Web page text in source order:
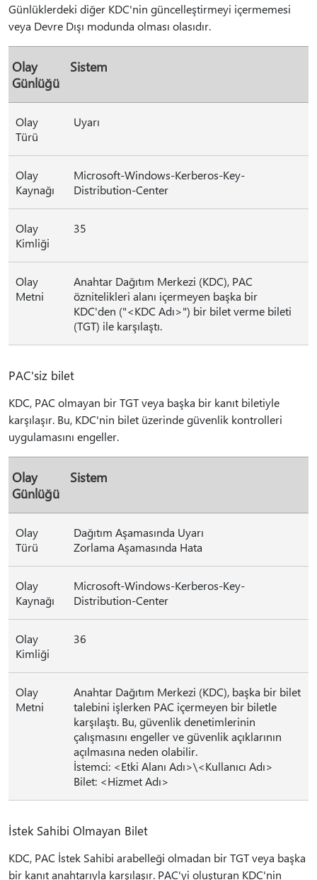
Günlüklerdeki diğer KDC'nin güncelleştirmeyi içermemesi
veya Devre Dışı modunda olması olasıdır.
Olay
Günlüğü
Sistem
Olay
Türü
Uyarı
Olay
Kaynağı
Microsoft-Windows-Kerberos-Key-
Distribution-Center
Olay
Kimliği
35
Olay
Metni
Anahtar Dağıtım Merkezi (KDC), PAC
öznitelikleri alanı içermeyen başka bir
KDC'den ("<KDC Adı>") bir bilet verme bileti
(TGT) ile karşılaştı.
PAC'siz bilet
KDC, PAC olmayan bir TGT veya başka bir kanıt biletiyle
karşılaşır. Bu, KDC'nin bilet üzerinde güvenlik kontrolleri
uygulamasını engeller.
Olay
Günlüğü
Sistem
Olay
Türü
Dağıtım Aşamasında Uyarı
Zorlama Aşamasında Hata
Olay
Kaynağı
Microsoft-Windows-Kerberos-Key-
Distribution-Center
Olay
Kimliği
36
Olay
Metni
Anahtar Dağıtım Merkezi (KDC), başka bir bilet
talebini işlerken PAC içermeyen bir biletle
karşılaştı. Bu, güvenlik denetimlerinin
çalışmasını engeller ve güvenlik açıklarının
açılmasına neden olabilir.
İstemci: <Etki Alanı Adı>\<Kullanıcı Adı>
Bilet: <Hizmet Adı>
İstek Sahibi Olmayan Bilet
KDC, PAC İstek Sahibi arabelleği olmadan bir TGT veya başka
bir kanıt anahtarıyla karşılaşır. PAC'yi oluşturan KDC'nin